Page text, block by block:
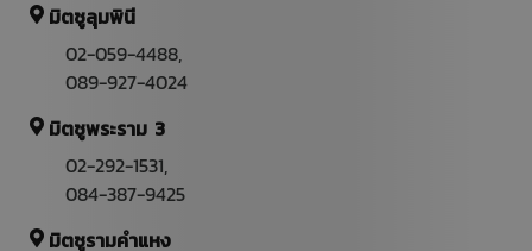
มิตซูลุมพินี
02-059-4488,
089-927-4024
มิตซูพระราม 3
02-292-1531,
084-387-9425
มิตซูรามคำแหง